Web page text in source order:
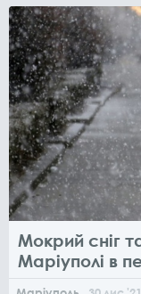
Мокрий сніг
Маріуполі в